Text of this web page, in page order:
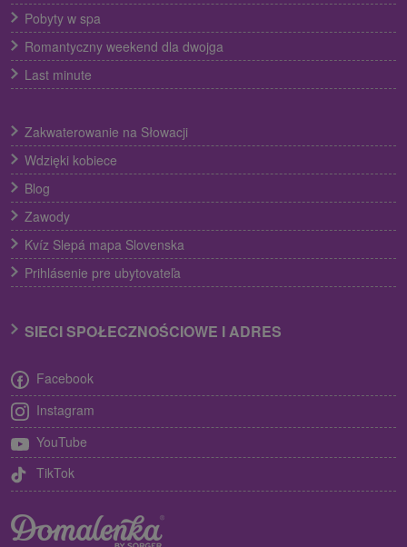
Pobyty w spa
Romantyczny weekend dla dwojga
Last minute
Zakwaterowanie na Słowacji
Wdzięki kobiece
Blog
Zawody
Kvíz Slepá mapa Slovenska
Prihlásenie pre ubytovateľa
SIECI SPOŁECZNOŚCIOWE I ADRES
Facebook
Instagram
YouTube
TikTok